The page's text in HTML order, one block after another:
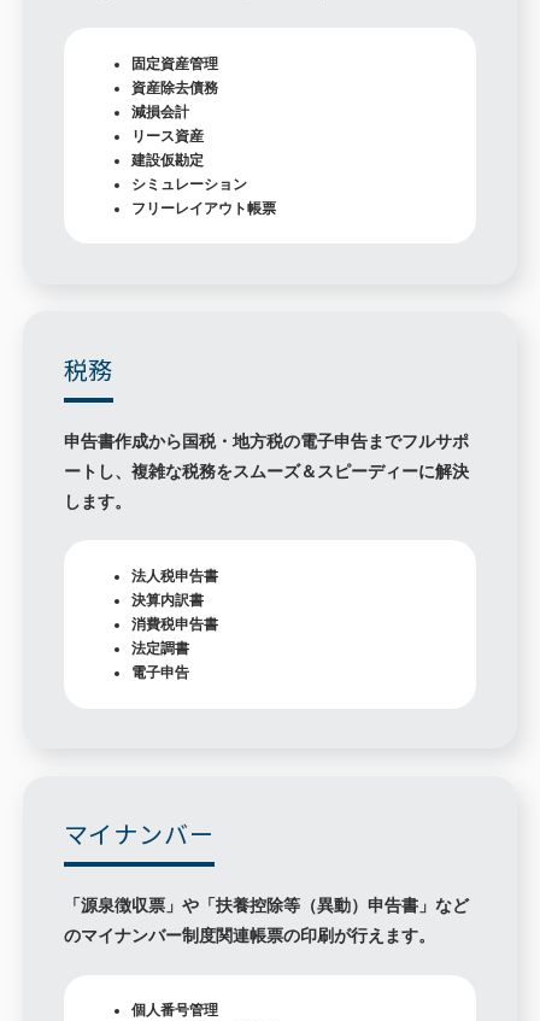
固定資産管理
資産除去債務
減損会計
リース資産
建設仮勘定
シミュレーション
フリーレイアウト帳票
税務
申告書作成から国税・地方税の電子申告までフルサポ
ートし、複雑な税務をスムーズ＆スピーディーに解決
します。
法人税申告書
決算内訳書
消費税申告書
法定調書
電子申告
マイナンバー
「源泉徴収票」や「扶養控除等（異動）申告書」など
のマイナンバー制度関連帳票の印刷が行えます。
個人番号管理